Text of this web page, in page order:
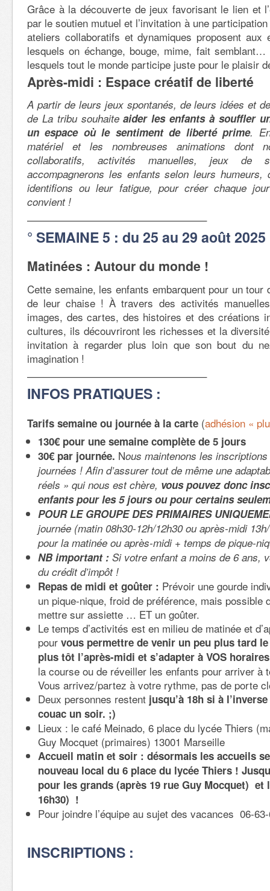
Grâce à la découverte de jeux favorisant le lien et
par le soutien mutuel et l’invitation à une
ateliers collaboratifs et dynamiques proposent aux
lesquels on échange, bouge, mime, fait
lesquels tout le monde participe juste pour le plaisir
Après-midi : Espace créatif de liberté
A partir de leurs jeux spontanés, de leurs idées et
de La tribu souhaiteaider les enfants à souffler
un espace où le sentiment de liberté prime.
matériel et les nombreuses animations dont
collaboratifs, activités manuelles, jeux de
accompagnerons les enfants selon leurs humeurs,
identifions ou leur fatigue, pour créer chaque
convient !
—————————————————–
° SEMAINE 5 : du 25 au 29 août 2025
Matinées : Autour du monde !
Cette semaine, les enfants embarquent pour un tour
de leur chaise ! À travers des activités
images, des cartes, des histoires et des créations
cultures, ils découvriront les richesses et la
invitation à regarder plus loin que son bout du
imagination !
—————————————————–
INFOS PRATIQUES :
Tarifs semaine ou journée à la carte (adhésion «
130€ pour une semaine complète de 5 jours
30€ par journée. Nous maintenons les
journées ! Afin d’assurer tout de même une
réels » qui nous est chère, vous pouvez donc
enfants pour les 5 jours ou pour certains
POUR LE GROUPE DES PRIMAIRES
journée (matin 08h30-12h/12h30 ou après-midi
pour la matinée ou après-midi + temps de pique-
NB important : Si votre enfant a moins de 6 ans,
du crédit d’impôt !
Repas de midi et goûter : Prévoir une gourde
un pique-nique, froid de préférence, mais possible
mettre sur assiette … ET un goûter.
Le temps d’activités est en milieu de matinée et
pour vous permettre de venir un peu plus tard
plus tôt l’après-midi et s’adapter à VOS horaires
la course ou de réveiller les enfants pour arriver à
Vous arrivez/partez à votre rythme, pas de porte
Deux personnes restent jusqu’à 18h si à
couac un soir. ;)
Lieux : le café Meinado, 6 place du lycée Thiers
Guy Mocquet (primaires) 13001 Marseille
Accueil matin et soir : désormais les accueils
nouveau local du 6 place du lycée Thiers !
pour les grands (après 19 rue Guy Mocquet) et
16h30) !
Pour joindre l’équipe au sujet des vacances 06-
INSCRIPTIONS :